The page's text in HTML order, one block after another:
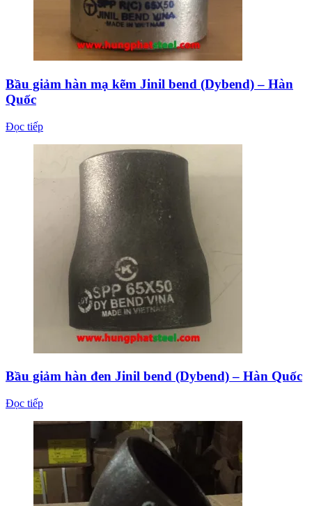
Bầu giảm hàn mạ kẽm Jinil bend (Dybend) – Hàn
Quốc
Đọc tiếp
Bầu giảm hàn đen Jinil bend (Dybend) – Hàn Quốc
Đọc tiếp